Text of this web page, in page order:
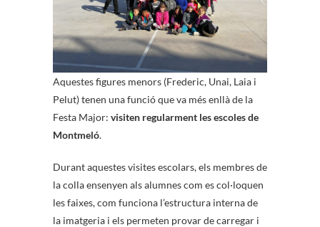
Aquestes figures menors (Frederic, Unai, Laia i
Pelut) tenen una funció que va més enllà de la
Festa Major: visiten regularment les escoles de
Montmeló.
Durant aquestes visites escolars, els membres de
la colla ensenyen als alumnes com es col·loquen
les faixes, com funciona l’estructura interna de
la imatgeria i els permeten provar de carregar i